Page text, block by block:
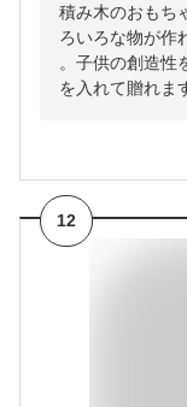
積み木のおもち
ろいろな物が作
。子供の創造性
を入れて贈れま
12